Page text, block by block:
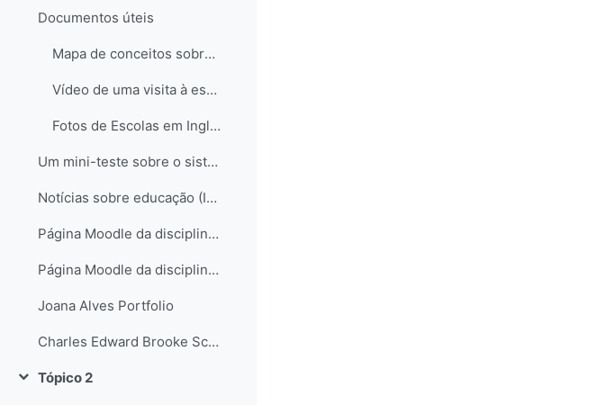
Documentos úteis
Mapa de conceitos sobre o sistema educativo em Inglaterra
Vídeo de uma visita à escola de Hampstead no Reino Unido
Fotos de Escolas em Inglaterra
Um mini-teste sobre o sistema educativo inglês...
Notícias sobre educação (Inglaterra e não só)
Página Moodle da disciplina de Science
Página Moodle da disciplina de Science II
Joana Alves Portfolio
Charles Edward Brooke School Science Departament
Contrair
Tópico 2